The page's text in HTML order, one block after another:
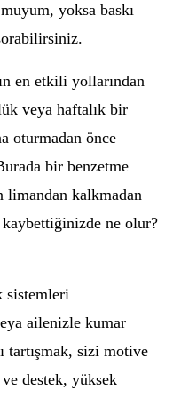
yoksa baskı
en etkili yollarından
veya haftalık bir
oturmadan önce
bir benzetme
kalkmadan
kaybettiğinizde ne olur?
sistemleri
ailenizle kumar
tartışmak, sizi motive
destek, yüksek